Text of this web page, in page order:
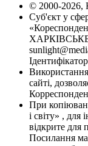
© 2000-2026,
Суб'єкт у
ХАРКІВСЬКЕ
сайті,
При
і світу» , для
відкрите для
Посилання